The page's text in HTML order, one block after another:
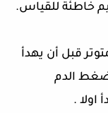
خاطئة للقياس.
قبل أن يهدأ
ضغط الدم
اولا .